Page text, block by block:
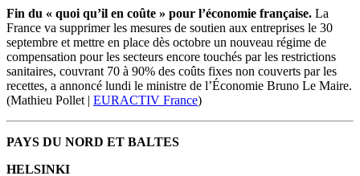
Fin du « quoi qu’il en coûte » pour l’économie française. La
France va supprimer les mesures de soutien aux entreprises le 30
septembre et mettre en place dès octobre un nouveau régime de
compensation pour les secteurs encore touchés par les restrictions
sanitaires, couvrant 70 à 90% des coûts fixes non couverts par les
recettes, a annoncé lundi le ministre de l’Économie Bruno Le Maire.
(Mathieu Pollet | EURACTIV France)
PAYS DU NORD ET BALTES
HELSINKI